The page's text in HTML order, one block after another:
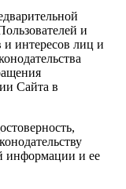
и
и интересов лиц и
Сайта в
информации и ее